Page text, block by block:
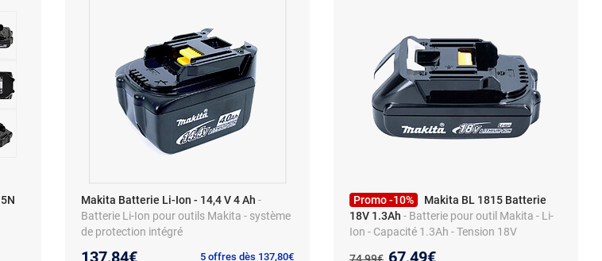
Makita Batterie Li-Ion - 14,4 V 4 Ah -
Batterie Li-Ion pour outils Makita - système
de protection intégré
5 offres dès 137,80€
Promo -10%
Makita BL 1815 Batterie
18V 1.3Ah - Batterie pour outil Makita - Li-
Ion - Capacité 1.3Ah - Tension 18V
Ancien prix :Nouveau prix :